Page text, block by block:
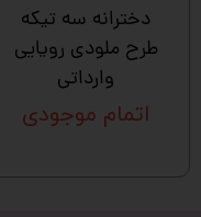
دخترانه سه تیکه
طرح ملودی رویایی
وارداتی
اتمام موجودی